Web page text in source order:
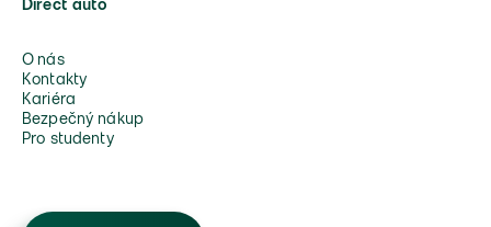
Direct auto
O nás
Kontakty
Kariéra
Bezpečný nákup
Pro studenty